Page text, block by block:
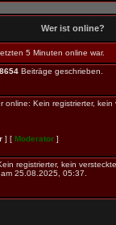
Wer ist online?
5 Minuten online war.
8654Beiträge geschrieben.
online: Kein registrierter,
] [ Moderator]
registrierter, kein
25.08.2025, 05:37.